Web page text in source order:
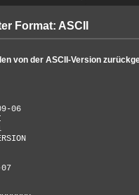
Format: ASCII
von der ASCII-Version
06